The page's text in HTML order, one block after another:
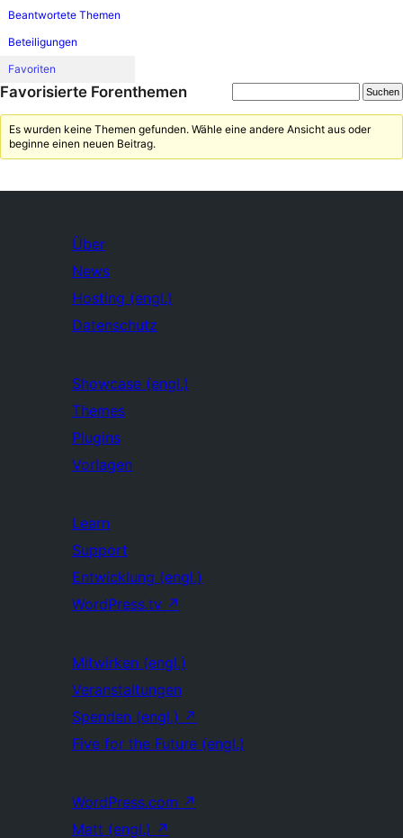
Beantwortete Themen
Beteiligungen
Favoriten
Favorisierte Forenthemen
Es wurden keine Themen gefunden. Wähle eine andere Ansicht aus oder
beginne einen neuen Beitrag.
Über
News
Hosting (engl.)
Datenschutz
Showcase (engl.)
Themes
Plugins
Vorlagen
Learn
Support
Entwicklung (engl.)
WordPress.tv ↗
Mitwirken (engl.)
Veranstaltungen
Spenden (engl.) ↗
Five for the Future (engl.)
WordPress.com ↗
Matt (engl.) ↗